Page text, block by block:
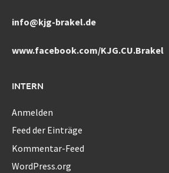
info@kjg-brakel.de
www.facebook.com/KJG.CU.Brakel
INTERN
Anmelden
Feed der Einträge
Kommentar-Feed
WordPress.org